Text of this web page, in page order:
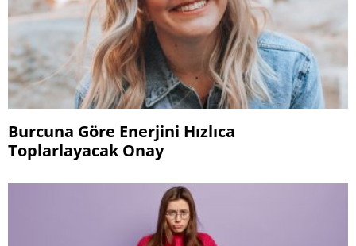
Burcuna Göre Enerjini Hızlıca
Toplarlayacak Onay